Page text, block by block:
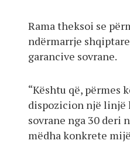
Rama theksoi se
ndërmarrje
garancive sovrane.
“Kështu që, përmes
dispozicion një linjë
sovrane nga 30 deri
mëdha konkrete